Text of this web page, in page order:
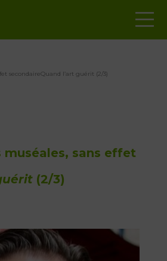
secondaireQuand l’art guérit (2/3)
muséales, sans effet
(2/3)